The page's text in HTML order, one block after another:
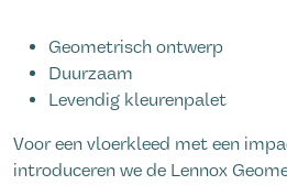
Geometrisch ontwerp
Duurzaam
Levendig kleurenpalet
Voor een vloerkleed met een
introduceren we de Lennox